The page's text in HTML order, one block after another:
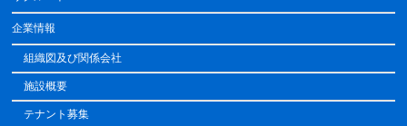
企業情報
組織図及び関係会社
施設概要
テナント募集